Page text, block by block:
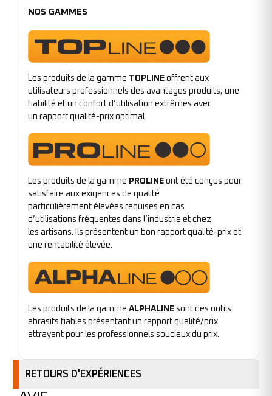
NOS GAMMES
Les produits de la gamme TOPLINE offrent aux
utilisateurs professionnels des avantages produits, une
fiabilité et un confort d’utilisation extrêmes avec
un rapport qualité-prix optimal.
Les produits de la gamme PROLINE ont été conçus pour
satisfaire aux exigences de qualité
particulièrement élevées requises en cas
d’utilisations fréquentes dans l’industrie et chez
les artisans. Ils présentent un bon rapport qualité-prix et
une rentabilité élevée.
Les produits de la gamme ALPHALINE sont des outils
abrasifs fiables présentant un rapport qualité/prix
attrayant pour les professionnels soucieux du prix.
RETOURS D'EXPÉRIENCES